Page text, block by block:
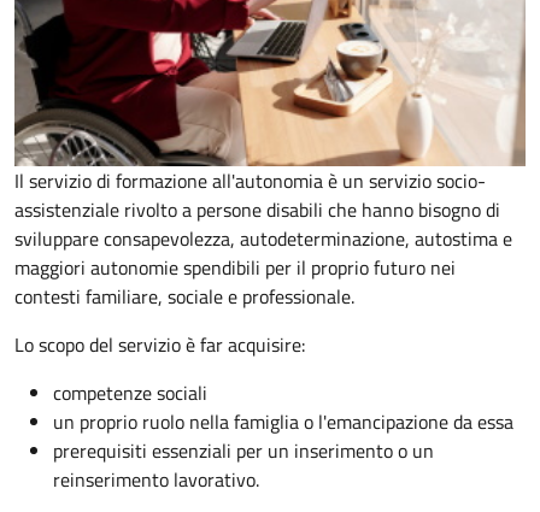
Il servizio di formazione all'autonomia è un servizio socio-
assistenziale rivolto a persone disabili che hanno bisogno di
sviluppare consapevolezza, autodeterminazione, autostima e
maggiori autonomie spendibili per il proprio futuro nei
contesti familiare, sociale e professionale.
Lo scopo del servizio è far acquisire:
competenze sociali
un proprio ruolo nella famiglia o l'emancipazione da essa
prerequisiti essenziali per un inserimento o un
reinserimento lavorativo.